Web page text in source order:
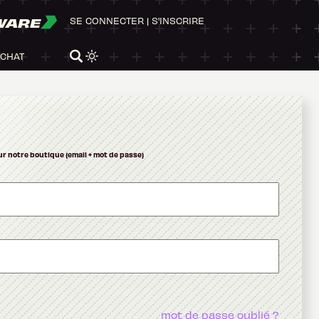
SE CONNECTER | S'INSCRIRE
notre boutique (email + mot de passe)
mot de passe oublié ?